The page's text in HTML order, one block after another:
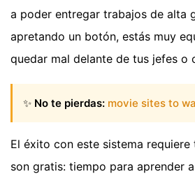
a poder entregar trabajos de alta
apretando un botón, estás muy
quedar mal delante de tus jefes o
✨ No te pierdas: movie sites to
El éxito con este sistema requiere
son gratis: tiempo para aprender